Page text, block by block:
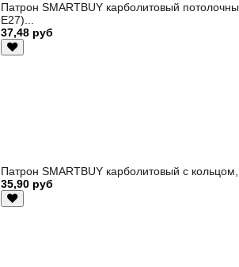
Патрон SMARTBUY карболитовый
E27)...
37,48 руб
Патрон SMARTBUY карболитовый с
35,90 руб